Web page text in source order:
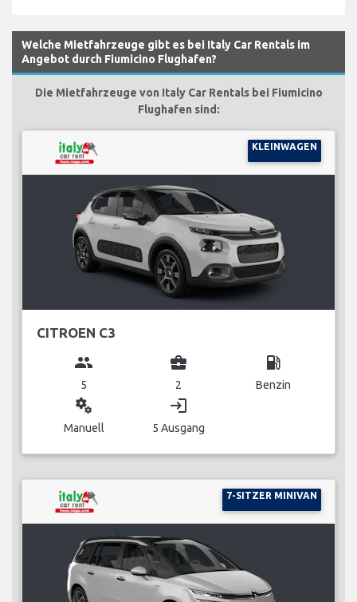
Welche Mietfahrzeuge gibt es bei Italy Car Rentals im
Angebot durch Fiumicino Flughafen?
Die Mietfahrzeuge von Italy Car Rentals bei Fiumicino
Flughafen sind:
KLEINWAGEN
CITROEN C3
group
5
business_center
2
local_gas_station
Benzin
miscellaneous_services
Manuell
login
5 Ausgang
7-SITZER MINIVAN